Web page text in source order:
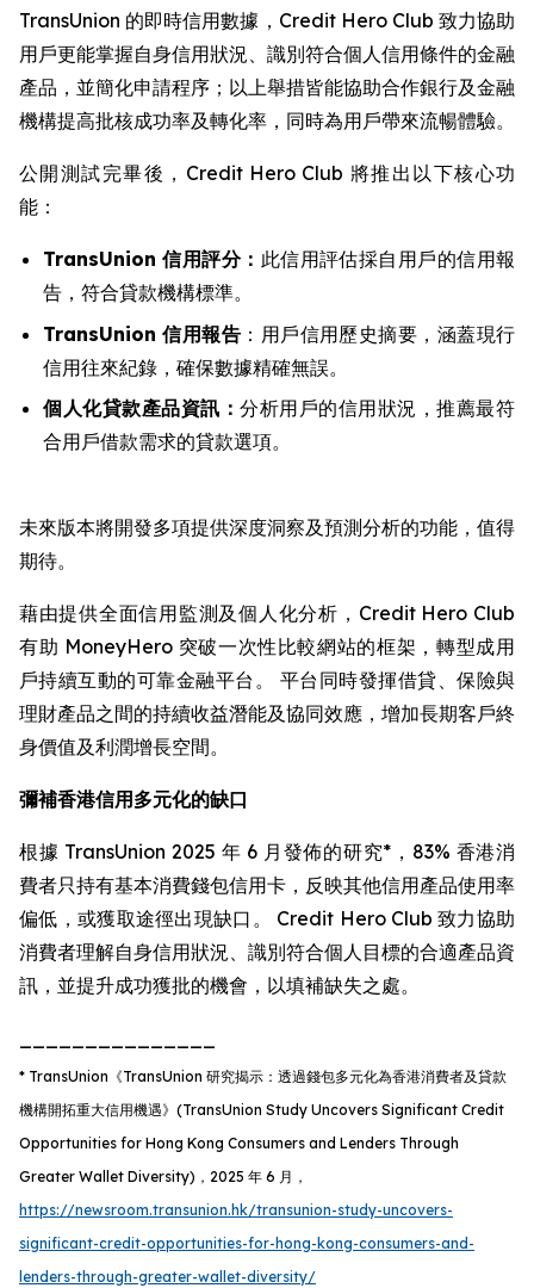
TransUnion 的即時信用數據，Credit Hero Club 致力協助
用戶更能掌握自身信用狀況、識別符合個人信用條件的金融
產品，並簡化申請程序；以上舉措皆能協助合作銀行及金融
機構提高批核成功率及轉化率，同時為用戶帶來流暢體驗。
公開測試完畢後，Credit Hero Club 將推出以下核心功
能：
TransUnion 信用評分： 此信用評估採自用戶的信用報
告，符合貸款機構標準。
TransUnion 信用報告 ：用戶信用歷史摘要，涵蓋現行
信用往來紀錄，確保數據精確無誤。
個人化貸款產品資訊：分析用戶的信用狀況，推薦最符
合用戶借款需求的貸款選項。
未來版本將開發多項提供深度洞察及預測分析的功能，值得
期待。
藉由提供全面信用監測及個人化分析，Credit Hero Club
有助 MoneyHero 突破一次性比較網站的框架，轉型成用
戶持續互動的可靠金融平台。 平台同時發揮借貸、保險與
理財產品之間的持續收益潛能及協同效應，增加長期客戶終
身價值及利潤增長空間。
彌補香港信用多元化的缺口
根據 TransUnion 2025 年 6 月發佈的研究*，83% 香港消
費者只持有基本消費錢包信用卡，反映其他信用產品使用率
偏低，或獲取途徑出現缺口。 Credit Hero Club 致力協助
消費者理解自身信用狀況、識別符合個人目標的合適產品資
訊，並提升成功獲批的機會，以填補缺失之處。
* TransUnion 《TransUnion 研究揭示：透過錢包多元化為香港消費者及貸款
機構開拓重大信用機遇》 (TransUnion Study Uncovers Significant Credit
Opportunities for Hong Kong Consumers and Lenders Through
Greater Wallet Diversity) ， 2025 年 6 月，
https://newsroom.transunion.hk/transunion-study-uncovers-
significant-credit-opportunities-for-hong-kong-consumers-and-
lenders-through-greater-wallet-diversity/